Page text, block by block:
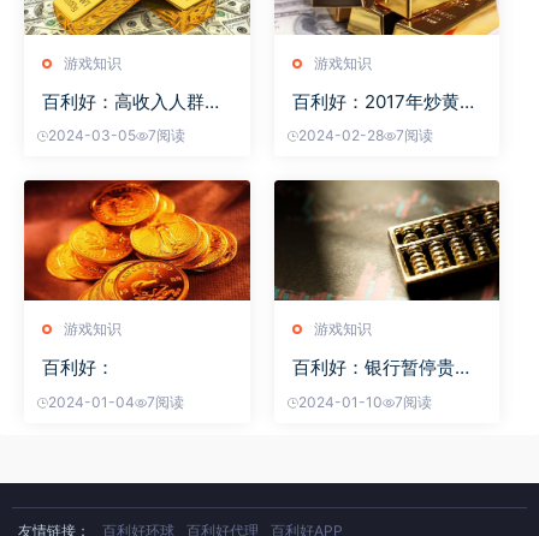
游戏知识
百利好：高收入人群如
何
2024-03-05 7阅读
游戏知识
百利好：2017年炒黄金
的方
2024-02-28 7阅读
游戏知识
百利好：
2024-01-04 7阅读
游戏知识
百利好：银行暂停贵金
2024-01-10 7阅读
友情链接： 百利好环球 百利好代理 百利好APP